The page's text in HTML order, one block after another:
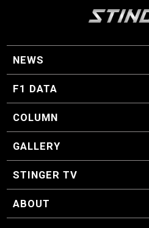
NEWS
F1 ニュース
F1 DATA
F1 日程
F1 データ
COLUMN
マイ・ワンダフル・サーキット
スクーデリア・一方通行
F1に燃え、ゴルフに泣く日々。
スティングくんの部屋
GALLERY
GALLERY
STINGER TV
STINGER TV
ABOUT